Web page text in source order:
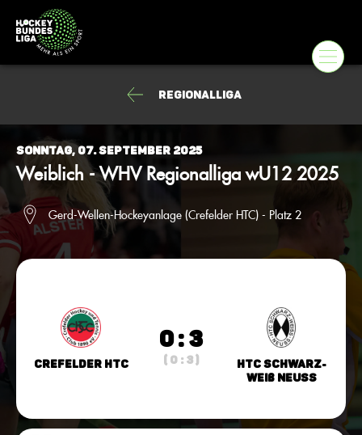
Regionalliga
Sonntag, 07. September 2025
Weiblich - WHV Regionalliga wU12 2025
Gerd-Wellen-Hockeyanlage (Crefelder HTC) - Platz 2
Crefelder HTC
0 : 3
( 0 : 3 )
HTC Schwarz-
Weiß Neuss